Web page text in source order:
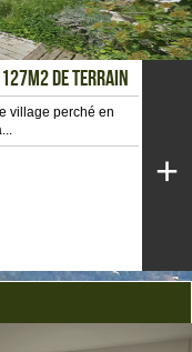
DE TERRAIN
village perché en
+